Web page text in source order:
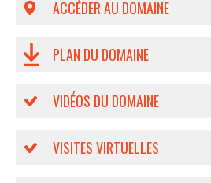
ACCÉDER AU DOMAINE
PLAN DU DOMAINE
VIDÉOS DU DOMAINE
VISITES VIRTUELLES